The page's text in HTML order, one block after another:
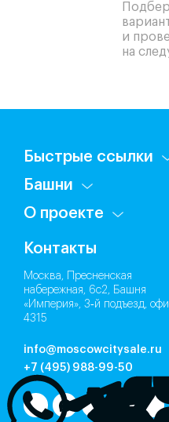
и
на
Быстрые ссылки
Башни
О проекте
Контакты
Москва, Пресненская
набережная, 6с2, Башня
«Империя», 3‑й подъезд,
4315
info@moscowcitysale.ru
+7 (495) 988-99-50